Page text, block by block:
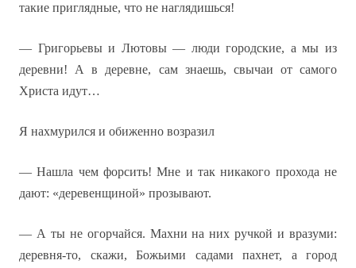
такие приглядные, что не наглядишься!
— Григорьевы и Лютовы — люди городские, а мы из
деревни! А в деревне, сам знаешь, свычаи от самого
Христа идут…
Я нахмурился и обиженно возразил
— Нашла чем форсить! Мне и так никакого прохода не
дают: «деревенщиной» прозывают.
— А ты не огорчайся. Махни на них ручкой и вразуми:
деревня-то, скажи, Божьими садами пахнет, а город